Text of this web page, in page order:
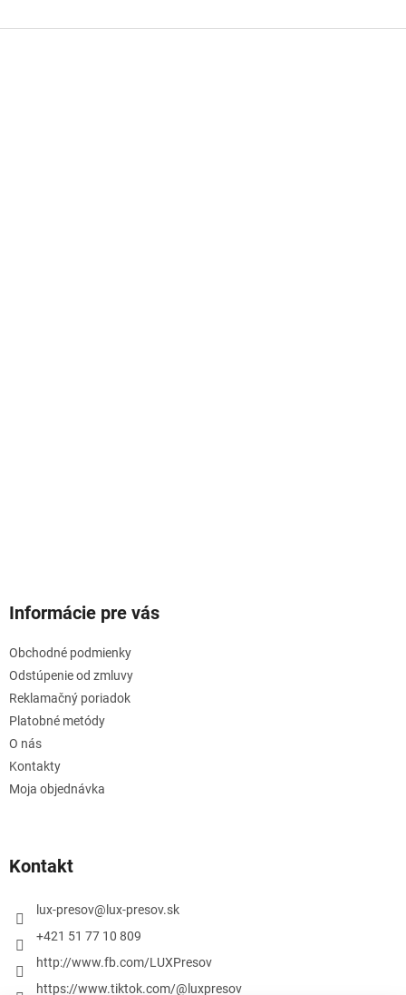
Informácie pre vás
Obchodné podmienky
Odstúpenie od zmluvy
Reklamačný poriadok
Platobné metódy
O nás
Kontakty
Moja objednávka
Kontakt
lux-presov@ lux-presov.sk
+421 51 77 10 809
http://www.fb.com/LUXPresov
https://www.tiktok.com/@luxpresov